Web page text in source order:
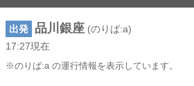
出発 品川銀座 (のりば:a)
17:27現在
※のりば:a の運行情報を表示しています。